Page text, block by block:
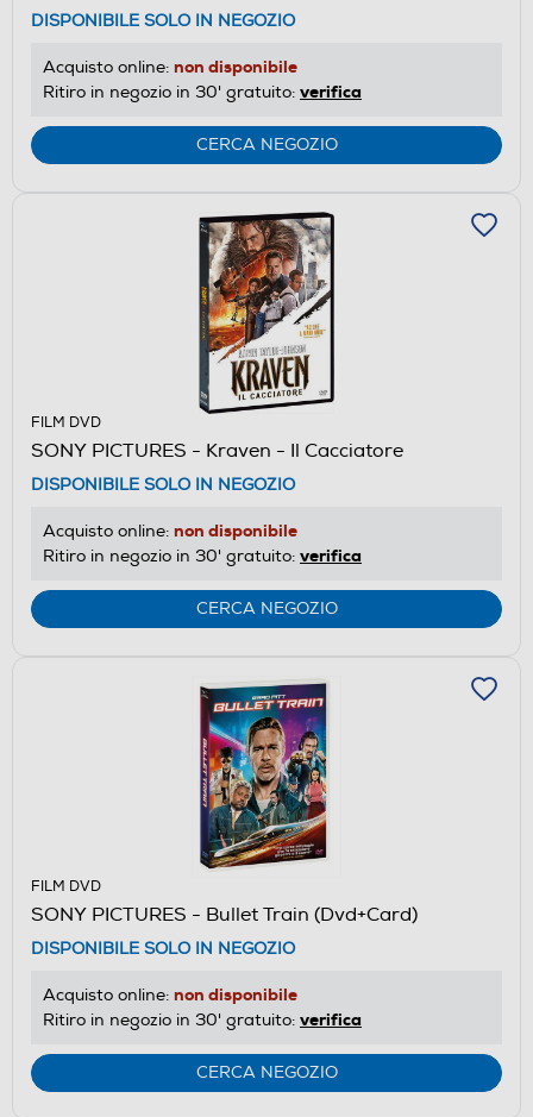
DISPONIBILE SOLO IN NEGOZIO
Acquisto online: non disponibile
Ritiro in negozio in 30' gratuito: verifica
CERCA NEGOZIO
FILM DVD
SONY PICTURES - Kraven - Il Cacciatore
DISPONIBILE SOLO IN NEGOZIO
Acquisto online: non disponibile
Ritiro in negozio in 30' gratuito: verifica
CERCA NEGOZIO
FILM DVD
SONY PICTURES - Bullet Train (Dvd+Card)
DISPONIBILE SOLO IN NEGOZIO
Acquisto online: non disponibile
Ritiro in negozio in 30' gratuito: verifica
CERCA NEGOZIO